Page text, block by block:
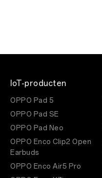
IoT-producten
OPPO Pad 5
OPPO Pad SE
OPPO Pad Neo
OPPO Enco Clip2 Open
Earbuds
OPPO Enco Air5 Pro